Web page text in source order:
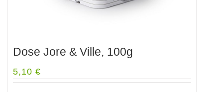
Dose Jore & Ville, 100g
5,10 €